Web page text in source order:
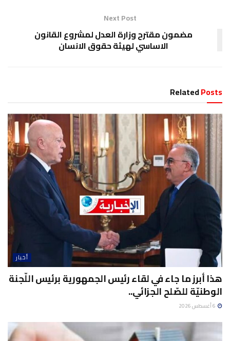
Next Post
مضمون مقترح وزارة العدل لمشروع القانون
الاساسي لهيئة حقوق الانسان
RelatedPosts
أخبار
هذا أبرز ما جاء في لقاء رئيس الجمهورية برئيس اللّجنة
الوطنيّة للصّلح الجزائي..